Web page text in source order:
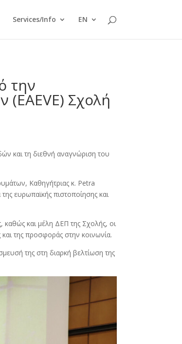
Services/Info EN
την
Σχολή
και τη διεθνή αναγνώριση του
Καθηγήτριας κ. Petra
ευρωπαϊκής πιστοποίησης και
καθώς και μέλη ΔΕΠ της Σχολής, οι
της προσφοράς στην κοινωνία.
της στη διαρκή βελτίωση της